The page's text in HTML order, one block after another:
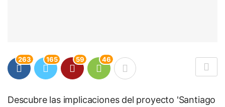
263 165 59 46
Descubre las implicaciones del proyecto 'Santiago